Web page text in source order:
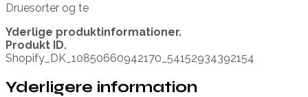
Druesorter og te
Yderlige produktinformationer.
Produkt ID.
Shopify_DK_10850660942170_54152934392154
Yderligere information